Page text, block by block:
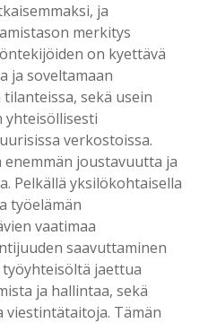
ja
merkitys
on kyettävä
ja soveltamaan
sekä usein
yhteisöllisesti
verkostoissa.
joustavuutta ja
Pelkällä yksilökohtaisella
työelämän
vaatimaa
saavuttaminen
jaettua
ja hallintaa, sekä
viestintätaitoja. Tämän